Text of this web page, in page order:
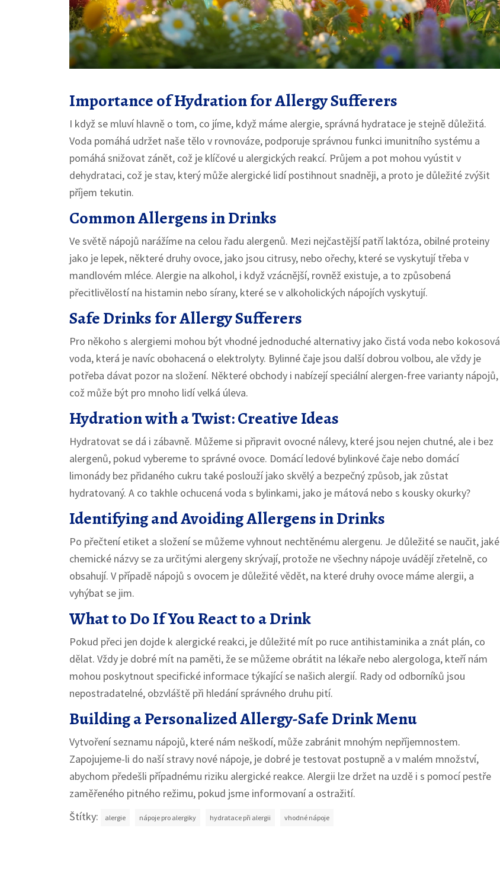
Importance of Hydration for Allergy Sufferers
I když se mluví hlavně o tom, co jíme, když máme alergie, správná hydratace je stejně důležitá.
Voda pomáhá udržet naše tělo v rovnováze, podporuje správnou funkci imunitního systému a
pomáhá snižovat zánět, což je klíčové u alergických reakcí. Průjem a pot mohou vyústit v
dehydrataci, což je stav, který může alergické lidí postihnout snadněji, a proto je důležité zvýšit
příjem tekutin.
Common Allergens in Drinks
Ve světě nápojů narážíme na celou řadu alergenů. Mezi nejčastější patří laktóza, obilné proteiny
jako je lepek, některé druhy ovoce, jako jsou citrusy, nebo ořechy, které se vyskytují třeba v
mandlovém mléce. Alergie na alkohol, i když vzácnější, rovněž existuje, a to způsobená
přecitlivělostí na histamin nebo sírany, které se v alkoholických nápojích vyskytují.
Safe Drinks for Allergy Sufferers
Pro někoho s alergiemi mohou být vhodné jednoduché alternativy jako čistá voda nebo kokosová
voda, která je navíc obohacená o elektrolyty. Bylinné čaje jsou další dobrou volbou, ale vždy je
potřeba dávat pozor na složení. Některé obchody i nabízejí speciální alergen-free varianty nápojů,
což může být pro mnoho lidí velká úleva.
Hydration with a Twist: Creative Ideas
Hydratovat se dá i zábavně. Můžeme si připravit ovocné nálevy, které jsou nejen chutné, ale i bez
alergenů, pokud vybereme to správné ovoce. Domácí ledové bylinkové čaje nebo domácí
limonády bez přidaného cukru také poslouží jako skvělý a bezpečný způsob, jak zůstat
hydratovaný. A co takhle ochucená voda s bylinkami, jako je mátová nebo s kousky okurky?
Identifying and Avoiding Allergens in Drinks
Po přečtení etiket a složení se můžeme vyhnout nechtěnému alergenu. Je důležité se naučit, jaké
chemické názvy se za určitými alergeny skrývají, protože ne všechny nápoje uvádějí zřetelně, co
obsahují. V případě nápojů s ovocem je důležité vědět, na které druhy ovoce máme alergii, a
vyhýbat se jim.
What to Do If You React to a Drink
Pokud přeci jen dojde k alergické reakci, je důležité mít po ruce antihistaminika a znát plán, co
dělat. Vždy je dobré mít na paměti, že se můžeme obrátit na lékaře nebo alergologa, kteří nám
mohou poskytnout specifické informace týkající se našich alergií. Rady od odborníků jsou
nepostradatelné, obzvláště při hledání správného druhu pití.
Building a Personalized Allergy-Safe Drink Menu
Vytvoření seznamu nápojů, které nám neškodí, může zabránit mnohým nepříjemnostem.
Zapojujeme-li do naší stravy nové nápoje, je dobré je testovat postupně a v malém množství,
abychom předešli případnému riziku alergické reakce. Alergii lze držet na uzdě i s pomocí pestře
zaměřeného pitného režimu, pokud jsme informovaní a ostražití.
Štítky:
alergie nápoje pro alergiky hydratace při alergii vhodné nápoje